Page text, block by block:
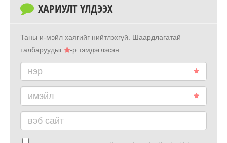
ХАРИУЛТ ҮЛДЭЭХ
Таны и-мэйл хаягийг нийтлэхгүй.
Шаардлагатай
талбаруудыг
-р тэмдэглэсэн
нэр
имэйл
вэб сайт